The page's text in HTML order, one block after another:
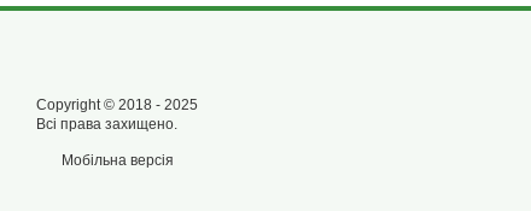
Copyright © 2018 - 2025
Всі права захищено.
Мобільна версія